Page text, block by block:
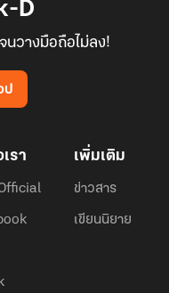
D
วางมือถือไม่ลง!
ป
รา เพิ่มเติม
ข่าวสาร
เขียนนิยาย